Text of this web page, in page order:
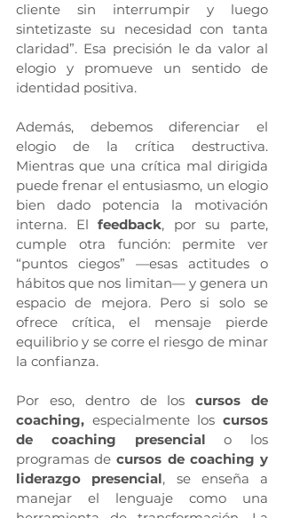
cliente sin interrumpir y luego
sintetizaste su necesidad con tanta
claridad”. Esa precisión le da valor al
elogio y promueve un sentido de
identidad positiva.
Además, debemos diferenciar el
elogio de la crítica destructiva.
Mientras que una crítica mal dirigida
puede frenar el entusiasmo, un elogio
bien dado potencia la motivación
interna. El feedback, por su parte,
cumple otra función: permite ver
“puntos ciegos” —esas actitudes o
hábitos que nos limitan— y genera un
espacio de mejora. Pero si solo se
ofrece crítica, el mensaje pierde
equilibrio y se corre el riesgo de minar
la confianza.
Por eso, dentro de los cursos de
coaching, especialmente los cursos
de coaching presencial o los
programas de cursos de coaching y
liderazgo presencial, se enseña a
manejar el lenguaje como una